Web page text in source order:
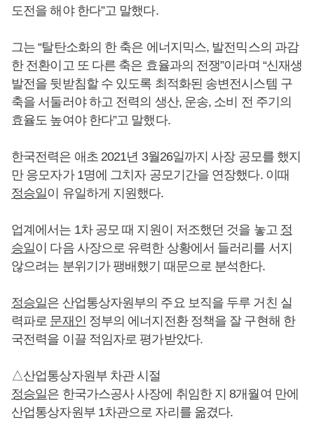
도전을 해야 한다”고 말했다.
그는 “탈탄소화의 한 축은 에너지믹스, 발전믹스의 과감
한 전환이고 또 다른 축은 효율과의 전쟁”이라며 “신재생
발전을 뒷받침할 수 있도록 최적화된 송변전시스템 구
축을 서둘러야 하고 전력의 생산, 운송, 소비 전 주기의
효율도 높여야 한다”고 말했다.
한국전력은 애초 2021년 3월26일까지 사장 공모를 했지
만 응모자가 1명에 그치자 공모기간을 연장했다. 이때
정승일이 유일하게 지원했다.
업계에서는 1차 공모 때 지원이 저조했던 것을 놓고 정
승일이 다음 사장으로 유력한 상황에서 들러리를 서지
않으려는 분위기가 팽배했기 때문으로 분석한다.
정승일은 산업통상자원부의 주요 보직을 두루 거친 실
력파로 문재인 정부의 에너지전환 정책을 잘 구현해 한
국전력을 이끌 적임자로 평가받았다.
△산업통상자원부 차관 시절
정승일은 한국가스공사 사장에 취임한 지 8개월여 만에
산업통상자원부 1차관으로 자리를 옮겼다.